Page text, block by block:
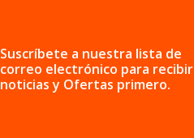
Suscríbete a nuestra lista de
correo electrónico para recibir
noticias y Ofertas primero.